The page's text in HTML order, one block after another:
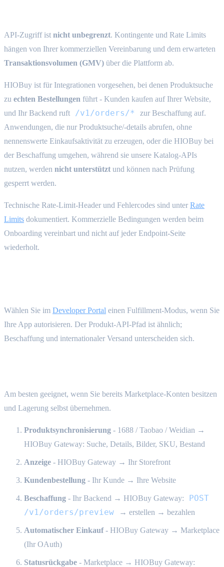
API-Zugriff ist nicht unbegrenzt. Kontingente und Rate Limits
hängen von Ihrer kommerziellen Vereinbarung und dem erwarteten
Transaktionsvolumen (GMV) über die Plattform ab.
HIOBuy ist für Integrationen vorgesehen, bei denen Produktsuche
zu echten Bestellungen führt - Kunden kaufen auf Ihrer Website,
und Ihr Backend ruft
/v1/orders/*
zur Beschaffung auf.
Anwendungen, die nur Produktsuche/-details abrufen, ohne
nennenswerte Einkaufsaktivität zu erzeugen, oder die HIOBuy bei
der Beschaffung umgehen, während sie unsere Katalog-APIs
nutzen, werden nicht unterstützt und können nach Prüfung
gesperrt werden.
Technische Rate-Limit-Header und Fehlercodes sind unter Rate
Limits dokumentiert. Kommerzielle Bedingungen werden beim
Onboarding vereinbart und nicht auf jeder Endpoint-Seite
wiederholt.
Wählen Sie im Developer Portal einen Fulfillment-Modus, wenn Sie
Ihre App autorisieren. Der Produkt-API-Pfad ist ähnlich;
Beschaffung und internationaler Versand unterscheiden sich.
Am besten geeignet, wenn Sie bereits Marketplace-Konten besitzen
und Lagerung selbst übernehmen.
Produktsynchronisierung - 1688 / Taobao / Weidian →
HIOBuy Gateway: Suche, Details, Bilder, SKU, Bestand
Anzeige - HIOBuy Gateway → Ihr Storefront
Kundenbestellung - Ihr Kunde → Ihre Website
Beschaffung - Ihr Backend → HIOBuy Gateway:
POST
/v1/orders/preview
→ erstellen → bezahlen
Automatischer Einkauf- HIOBuy Gateway → Marketplace
(Ihr OAuth)
Statusrückgabe - Marketplace → HIOBuy Gateway: